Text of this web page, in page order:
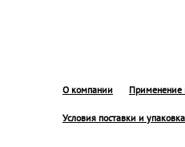
О компании Применение
Условия поставки и упаковка